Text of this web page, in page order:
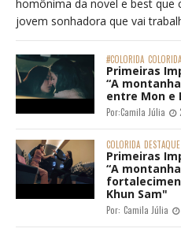
homônima da novel e best que
jovem sonhadora que vai
#COLORIDA COLORIDA
Primeiras
“A
entre Mon e
Por:Camila Júlia
COLORIDA DESTAQUE
Primeiras
“A
Khun Sam"
Por: Camila Júlia